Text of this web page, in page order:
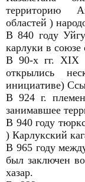
территорию
областей )
В 840 году
карлуки в союзе
В 90-х гг. XIX
открылись
инициативе)
В 924 г.
занимавшее
В 940 году
) Карлукский
В 965 году
был заключен
хазар.